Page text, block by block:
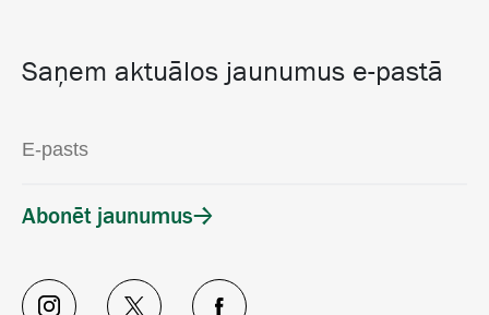
Saņem aktuālos jaunumus e-pastā
Abonēt jaunumus